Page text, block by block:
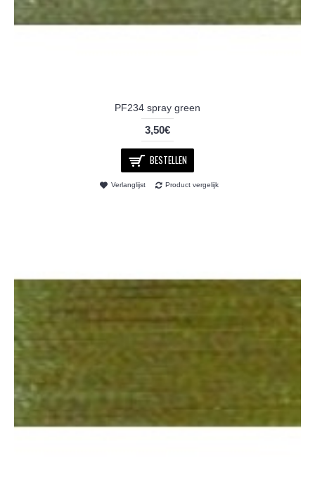
PF234 spray green
3,50€
BESTELLEN
Verlanglijst Product vergelijk